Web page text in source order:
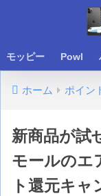
モッピー Powl
ホーム ポイン
新商品が試
モールのエ
ト還元キャ